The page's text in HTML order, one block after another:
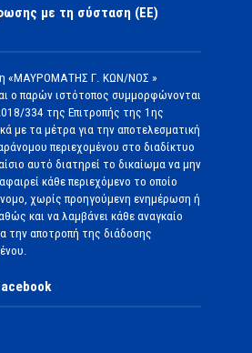
με τη σύσταση (ΕΕ)
«ΜΑΥΡΟΜΑΤΗΣ Γ. ΚΩΝ/ΝΟΣ »
ο παρών ιστότοπος συμμορφώνονται
334 της Επιτροπής της 1ης
με τα μέτρα για την αποτελεσματική
περιεχομένου στο διαδίκτυο
αυτό διατηρεί το δικαίωμα να μην
κάθε περιεχόμενο το οποίο
χωρίς προηγούμενη ενημέρωση ή
και να λαμβάνει κάθε αναγκαίο
την αποτροπή της διάδοσης